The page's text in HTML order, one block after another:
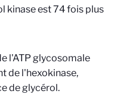
kinase est 74 fois plus
l'ATP glycosomale
de l'hexokinase,
de glycérol.